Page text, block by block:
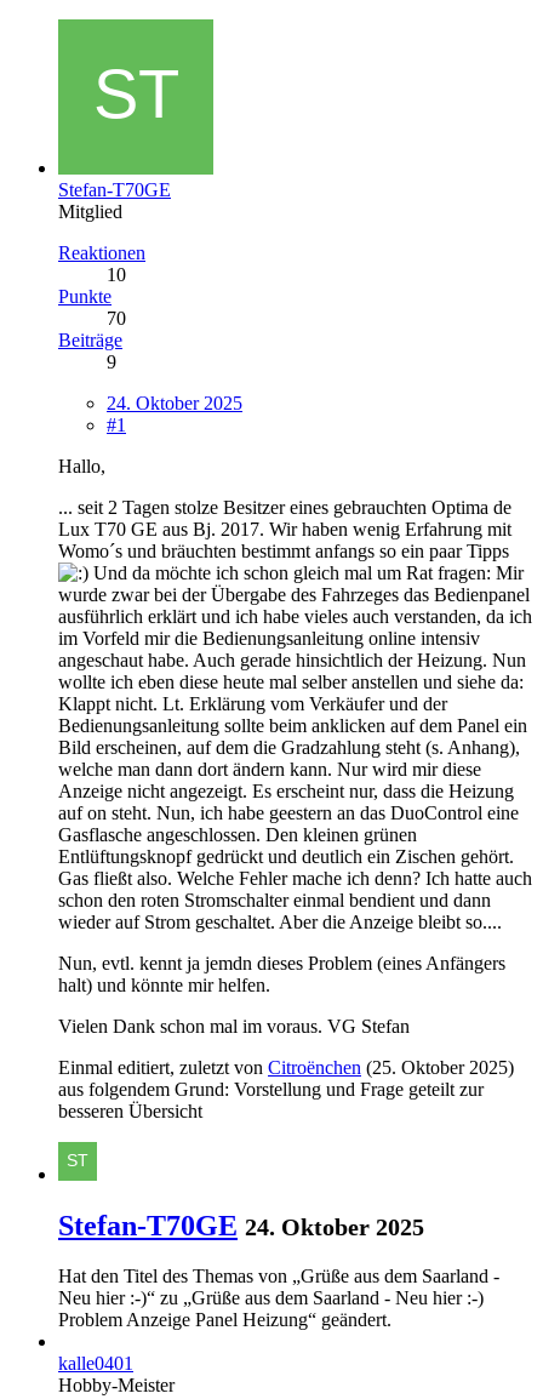
Stefan-T70GE
Mitglied
Reaktionen
10
Punkte
70
Beiträge
9
24. Oktober 2025
#1
Hallo,
... seit 2 Tagen stolze Besitzer eines gebrauchten Optima de
Lux T70 GE aus Bj. 2017. Wir haben wenig Erfahrung mit
Womo´s und bräuchten bestimmt anfangs so ein paar Tipps
Und da möchte ich schon gleich mal um Rat fragen: Mir
wurde zwar bei der Übergabe des Fahrzeges das Bedienpanel
ausführlich erklärt und ich habe vieles auch verstanden, da ich
im Vorfeld mir die Bedienungsanleitung online intensiv
angeschaut habe. Auch gerade hinsichtlich der Heizung. Nun
wollte ich eben diese heute mal selber anstellen und siehe da:
Klappt nicht. Lt. Erklärung vom Verkäufer und der
Bedienungsanleitung sollte beim anklicken auf dem Panel ein
Bild erscheinen, auf dem die Gradzahlung steht (s. Anhang),
welche man dann dort ändern kann. Nur wird mir diese
Anzeige nicht angezeigt. Es erscheint nur, dass die Heizung
auf on steht. Nun, ich habe geestern an das DuoControl eine
Gasflasche angeschlossen. Den kleinen grünen
Entlüftungsknopf gedrückt und deutlich ein Zischen gehört.
Gas fließt also. Welche Fehler mache ich denn? Ich hatte auch
schon den roten Stromschalter einmal bendient und dann
wieder auf Strom geschaltet. Aber die Anzeige bleibt so....
Nun, evtl. kennt ja jemdn dieses Problem (eines Anfängers
halt) und könnte mir helfen.
Vielen Dank schon mal im voraus. VG Stefan
Einmal editiert, zuletzt von Citroënchen (25. Oktober 2025)
aus folgendem Grund: Vorstellung und Frage geteilt zur
besseren Übersicht
Stefan-T70GE 24. Oktober 2025
Hat den Titel des Themas von „Grüße aus dem Saarland -
Neu hier :-)“ zu „Grüße aus dem Saarland - Neu hier :-)
Problem Anzeige Panel Heizung“ geändert.
kalle0401
Hobby-Meister